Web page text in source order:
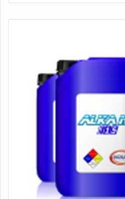
aderência de resping